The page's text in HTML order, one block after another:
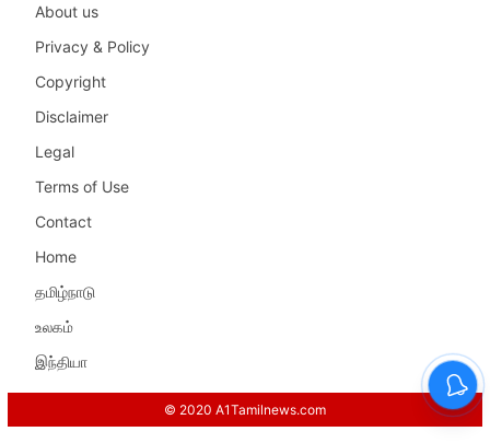
About us
Privacy & Policy
Copyright
Disclaimer
Legal
Terms of Use
Contact
Home
தமிழ்நாடு
உலகம்
இந்தியா
© 2020 A1Tamilnews.com